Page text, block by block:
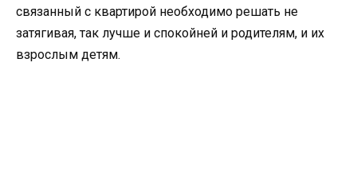
связанный с квартирой необходимо решать не
затягивая, так лучше и спокойней и родителям, и их
взрослым детям.